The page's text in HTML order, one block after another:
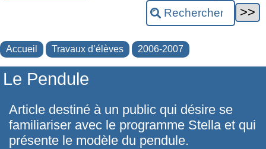
Accueil Travaux d’élèves 2006-2007
Le Pendule
Article destiné à un public qui désire se
familiariser avec le programme Stella et qui
présente le modèle du pendule.